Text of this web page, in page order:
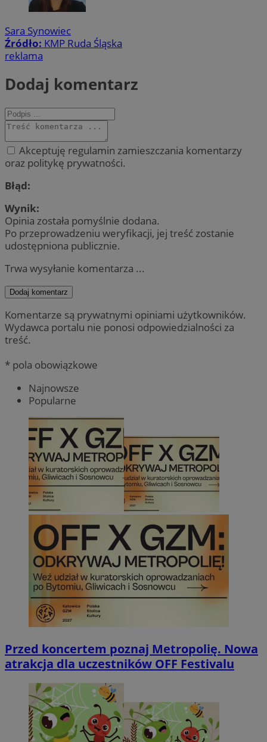
Sara Synowiec
Źródło: KMP Ruda Śląska
reklama
Dodaj komentarz
Akceptuję regulamin zamieszczania komentarzy
oraz politykę prywatności.
Błąd:
Wynik:
Opinia została pomyślnie dodana.
Po przeprowadzeniu weryfikacji, jej treść zostanie
udostępniona publicznie.
Trwa wysyłanie komentarza ...
Dodaj komentarz
Komentarze są prywatnymi opiniami użytkowników.
Wydawca portalu nie ponosi odpowiedzialności za
treść.
* pola obowiązkowe
Najnowsze
Popularne
Przed koncertem poznaj Metropolię. Nowa
atrakcja dla uczestników OFF Festivalu